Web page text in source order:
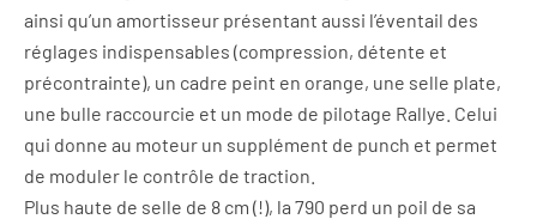
ainsi qu’un amortisseur présentant aussi l’éventail des
réglages indispensables (compression, détente et
précontrainte), un cadre peint en orange, une selle plate,
une bulle raccourcie et un mode de pilotage Rallye. Celui
qui donne au moteur un supplément de punch et permet
de moduler le contrôle de traction.
Plus haute de selle de 8 cm (!), la 790 perd un poil de sa